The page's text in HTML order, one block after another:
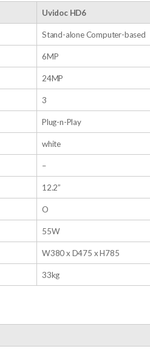
Uvidoc HD6
Stand-alone Computer-based
6MP
24MP
3
Plug-n-Play
white
–
12.2”
O
55W
W380 x D475 x H785
33kg